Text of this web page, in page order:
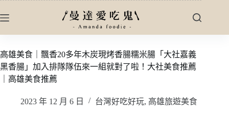
至
內
容
高雄美食｜飄香20多年木炭現烤香腸糯米腸「大社嘉義
黑香腸」加入排隊隊伍來一組就對了啦！大社美食推薦
｜高雄美食推薦
2023 年 12 月 6 日 台灣好吃好玩, 高雄旅遊美食